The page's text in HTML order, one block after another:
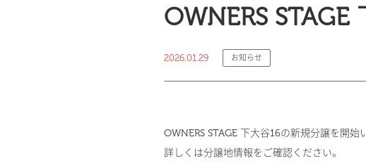
OWNERS
2026.01.29 お知らせ
OWNERS STAGE 下大谷16の新規分譲を開始
詳しくは分譲地情報をご確認ください。